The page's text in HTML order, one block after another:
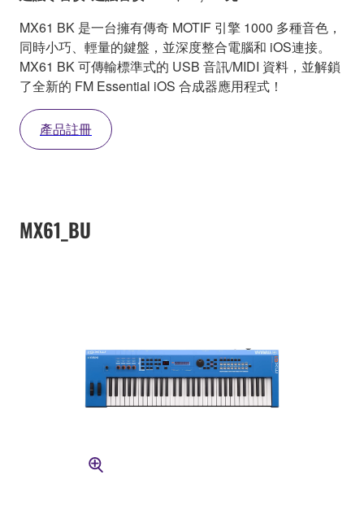
MX61 BK 是一台擁有傳奇 MOTIF 引擎 1000 多種音色，
同時小巧、輕量的鍵盤，並深度整合電腦和 iOS連接。
MX61 BK 可傳輸標準式的 USB 音訊/MIDI 資料，並解鎖
了全新的 FM Essential iOS 合成器應用程式！
產品註冊
MX61_BU